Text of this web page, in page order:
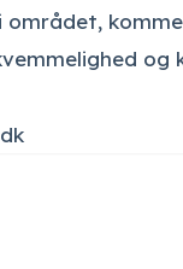
området,
og